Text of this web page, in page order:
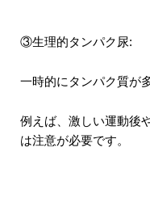
③生理的タンパク尿:
一時的にタンパク質が
例えば、激しい運動後
は注意が必要です。